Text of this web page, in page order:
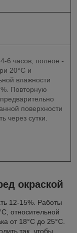
6 часов, полное -
20°C и
влажности
Повторную
поверхности
через сутки.
окраской
12-15%. Работы
относительной
от 18°C до 25°C.
так, чтобы